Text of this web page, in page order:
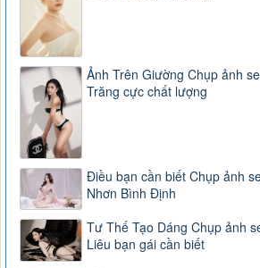
Ảnh Trên Giường Chụp ảnh
Trăng cực chất lượng
Điều bạn cần biết Chụp ảnh
Nhơn Bình Định
Tư Thế Tạo Dáng Chụp ảnh
Liêu bạn gái cần biết